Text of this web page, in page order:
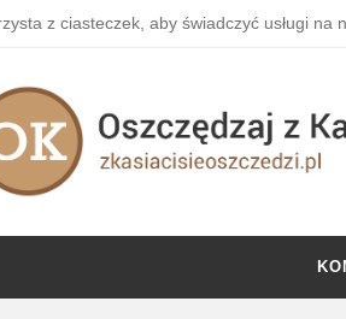
z ciasteczek, aby świadczyć usługi